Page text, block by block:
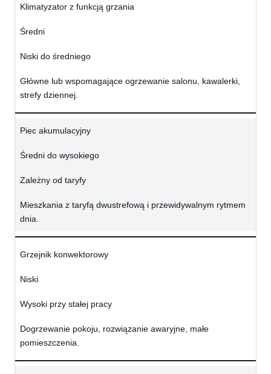
Klimatyzator z funkcją grzania
Średni
Niski do średniego
Główne lub wspomagające ogrzewanie salonu, kawalerki,
strefy dziennej.
Piec akumulacyjny
Średni do wysokiego
Zależny od taryfy
Mieszkania z taryfą dwustrefową i przewidywalnym rytmem
dnia.
Grzejnik konwektorowy
Niski
Wysoki przy stałej pracy
Dogrzewanie pokoju, rozwiązanie awaryjne, małe
pomieszczenia.